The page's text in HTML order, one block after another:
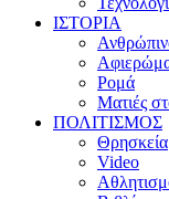
ΙΣΤΟΡΙΑ
Ρομά
Ματιές
ΠΟΛΙΤΙΣΜΟΣ
Θρησκεία
Video